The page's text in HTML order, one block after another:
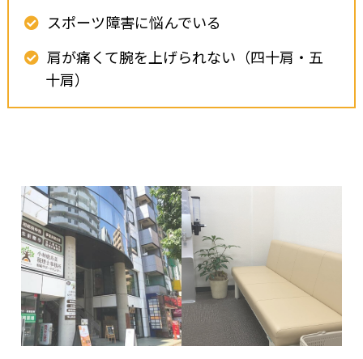
スポーツ障害に悩んでいる
肩が痛くて腕を上げられない（四十肩・五
十肩）